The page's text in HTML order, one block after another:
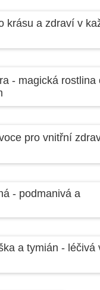
krásu a zdraví v
- magická rostlina
pro vnitřní
- podmanivá a
a tymián - léčivá